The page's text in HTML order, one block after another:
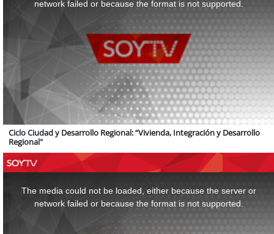
network failed or because the format is not supported.
Ciclo Ciudad y Desarrollo Regional: “Vivienda, Integración y Desarrollo
Regional"
The media could not be loaded, either because the server or
network failed or because the format is not supported.